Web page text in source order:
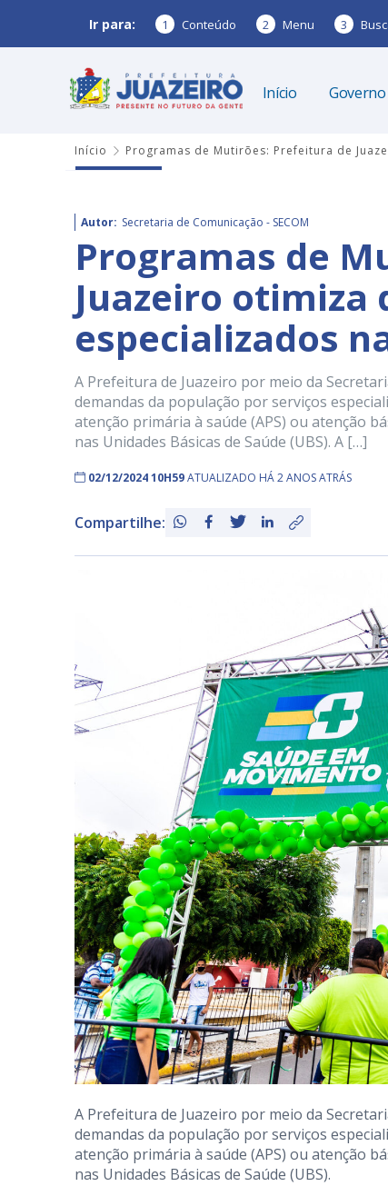
Ir para: 1 Conteúdo 2 Menu 3
Início Governo
Início Programas de Mutirões: Prefeitura de
Autor: Secretaria de Comunicação - SECOM
Programas de
Juazeiro otimiza
especializados
A Prefeitura de Juazeiro por meio da
demandas da população por serviços
atenção primária à saúde (APS) ou atenção
nas Unidades Básicas de Saúde (UBS). A […]
02/12/2024 10H59ATUALIZADO HÁ 2 ANOS ATRÁS
Compartilhe:
A Prefeitura de Juazeiro por meio da
demandas da população por serviços
atenção primária à saúde (APS) ou atenção
nas Unidades Básicas de Saúde (UBS).